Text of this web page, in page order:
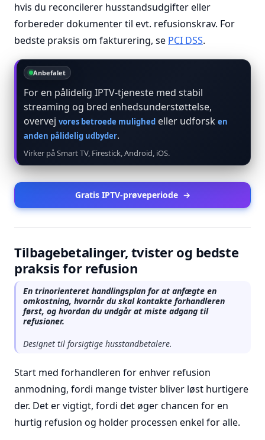
hvis du reconcilerer husstandsudgifter eller
forbereder dokumenter til evt. refusionskrav. For
bedste praksis om fakturering, se PCI DSS.
Anbefalet
For en pålidelig IPTV-tjeneste med stabil
streaming og bred enhedsunderstøttelse,
overvej vores betroede mulighed eller udforsk en
anden pålidelig udbyder.
Virker på Smart TV, Firestick, Android, iOS.
Gratis IPTV-prøveperiode →
Tilbagebetalinger, tvister og bedste
praksis for refusion
En trinorienteret handlingsplan for at anfægte en
omkostning, hvornår du skal kontakte forhandleren
først, og hvordan du undgår at miste adgang til
refusioner.
Designet til forsigtige husstandbetalere.
Start med forhandleren for enhver refusion
anmodning, fordi mange tvister bliver løst hurtigere
der. Det er vigtigt, fordi det øger chancen for en
hurtig refusion og holder processen enkel for alle.